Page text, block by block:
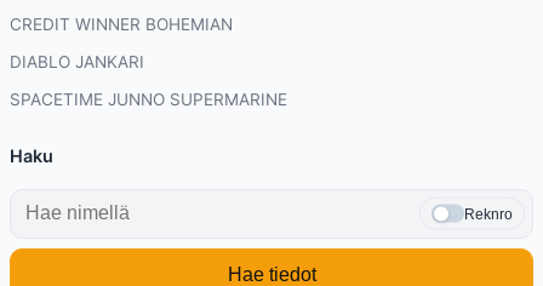
CREDIT WINNER BOHEMIAN
DIABLO JANKARI
SPACETIME JUNNO SUPERMARINE
Haku
Reknro
Hae tiedot